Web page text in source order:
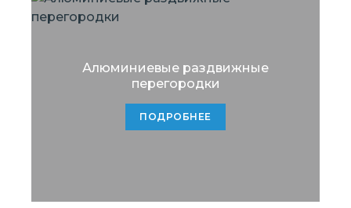
Алюминиевые раздвижные
перегородки
ПОДРОБНЕЕ